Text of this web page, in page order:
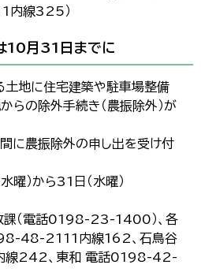
線325）
は10月31日までに
土地に住宅建築や駐車場整備
らの除外手続き（農振除外）が
に農振除外の申し出を受け付
曜）から31日（水曜）
政課（電話0198-23-1400）、各
48-2111内線162、石鳥谷
242、東和 電話0198-42-